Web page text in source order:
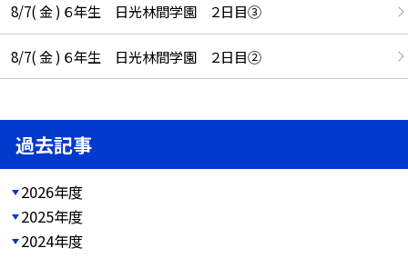
8/7( 金 ) ６年生 日光林間学園 ２日目③
8/7( 金 ) ６年生 日光林間学園 ２日目②
過去記事
2026年度
2025年度
2024年度